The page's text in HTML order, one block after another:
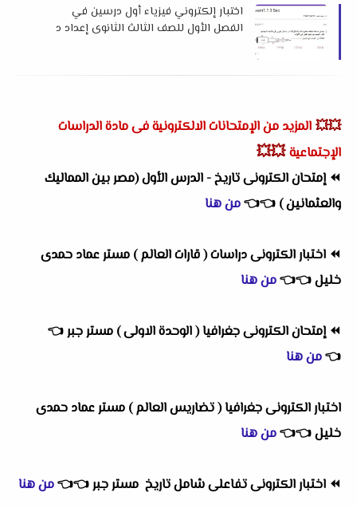
اختبار إلكتروني فيزياء أول درسين في
الفصل الأول للصف الثالث الثانوى إعداد د
💥💥 المزيد من الإمتحانات الالكترونية فى مادة الدراسات
الإجتماعية 💥💥
⏪إمتحان الكترونى تاريخ - الدرس الأول (مصر بين المماليك
والعثمانين ) 👈
👈من هنا
⏪ اختبار الكترونى دراسات ( قارات العالم ) مستر عماد حمدى
خليل👈
👈من هنا
⏪إمتحان الكترونى جغرافيا ( الوحدة الاولى ) مستر جبر👈
👈من هنا
اختبار الكترونى جغرافيا ( تضاريس العالم ) مستر عماد حمدى
خليل👈
👈من هنا
⏪ اختبار الكترونى تفاعلى شامل تاريخ مستر جبر👈
👈من هنا